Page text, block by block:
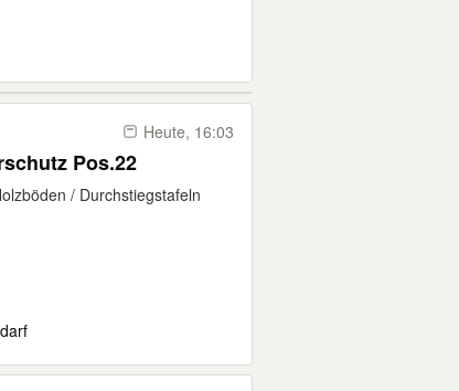
Heute, 16:03
RUX Gerüst 104 m² Dachdeckerschutz Pos.22
/ Durchstiegstafeln